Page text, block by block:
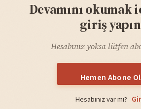
Devamını okumak
giriş yapın
Hesabınız yoksa lütfen
Hemen Abone Ol
Hesabınız var mı?